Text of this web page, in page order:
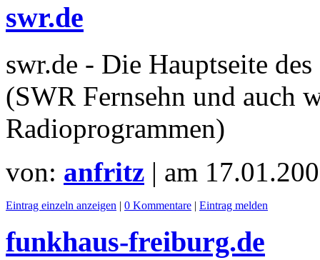
swr.de
swr.de - Die Hauptseite
(SWR Fernsehn und auch
Radioprogrammen)
von: anfritz | am
Eintrag einzeln anzeigen | 0 Kommentare | Eintrag melden
funkhaus-freiburg.de